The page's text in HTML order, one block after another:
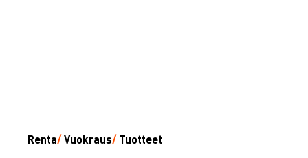
Renta/Vuokraus/ Tuotteet